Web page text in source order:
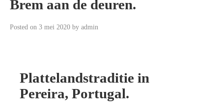
Brem aan de deuren.
Posted on 3 mei 2020 by admin
Plattelandstraditie in
Pereira, Portugal.